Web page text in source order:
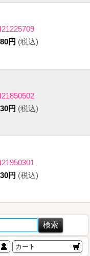
円 (税込)
円 (税込)
円 (税込)
カート